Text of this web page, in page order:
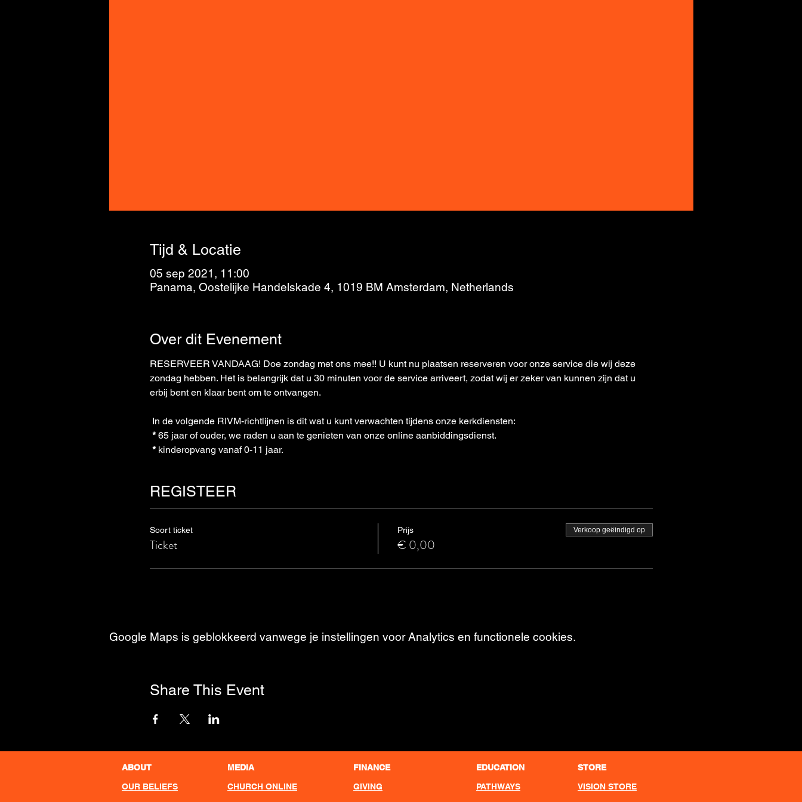
Tijd & Locatie
05 sep 2021, 11:00
Panama, Oostelijke Handelskade 4, 1019 BM Amsterdam, Netherlands
Over dit Evenement
RESERVEER VANDAAG! Doe zondag met ons mee!! U kunt nu plaatsen reserveren voor onze service die wij deze
zondag hebben. Het is belangrijk dat u 30 minuten voor de service arriveert, zodat wij er zeker van kunnen zijn dat u
erbij bent en klaar bent om te ontvangen.
In de volgende RIVM-richtlijnen is dit wat u kunt verwachten tijdens onze kerkdiensten:
* 65 jaar of ouder, we raden u aan te genieten van onze online aanbiddingsdienst.
* kinderopvang vanaf 0-11 jaar.
REGISTEER
Soort ticket
Ticket
Prijs
€ 0,00
Verkoop geëindigd op
Google Maps is geblokkeerd vanwege je instellingen voor Analytics en functionele cookies.
Share This Event
ABOUT
OUR BELIEFS
MEDIA
CHURCH ONLINE
FINANCE
GIVING
EDUCATION
PATHWAYS
STORE
VISION STORE